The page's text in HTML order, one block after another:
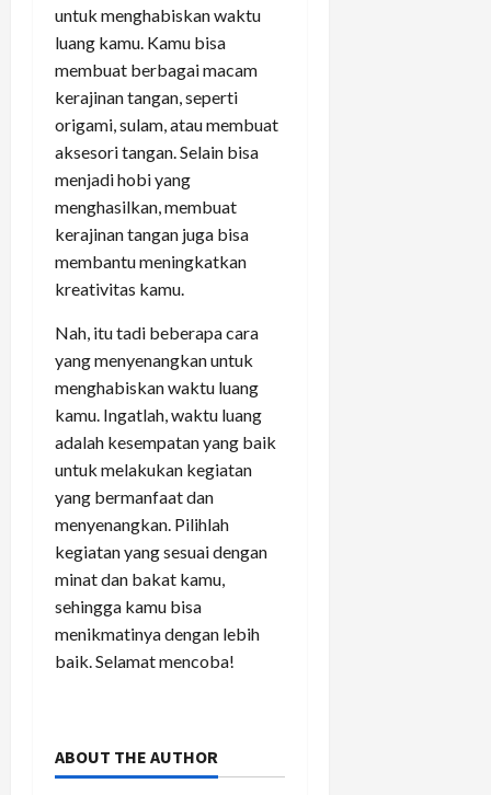
untuk menghabiskan waktu
luang kamu. Kamu bisa
membuat berbagai macam
kerajinan tangan, seperti
origami, sulam, atau membuat
aksesori tangan. Selain bisa
menjadi hobi yang
menghasilkan, membuat
kerajinan tangan juga bisa
membantu meningkatkan
kreativitas kamu.
Nah, itu tadi beberapa cara
yang menyenangkan untuk
menghabiskan waktu luang
kamu. Ingatlah, waktu luang
adalah kesempatan yang baik
untuk melakukan kegiatan
yang bermanfaat dan
menyenangkan. Pilihlah
kegiatan yang sesuai dengan
minat dan bakat kamu,
sehingga kamu bisa
menikmatinya dengan lebih
baik. Selamat mencoba!
ABOUT THE AUTHOR